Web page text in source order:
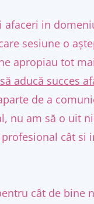
afaceri in
sesiune o
apropiau tot
aducă succes
de a
nu am să o uit
cât si
cât de bine